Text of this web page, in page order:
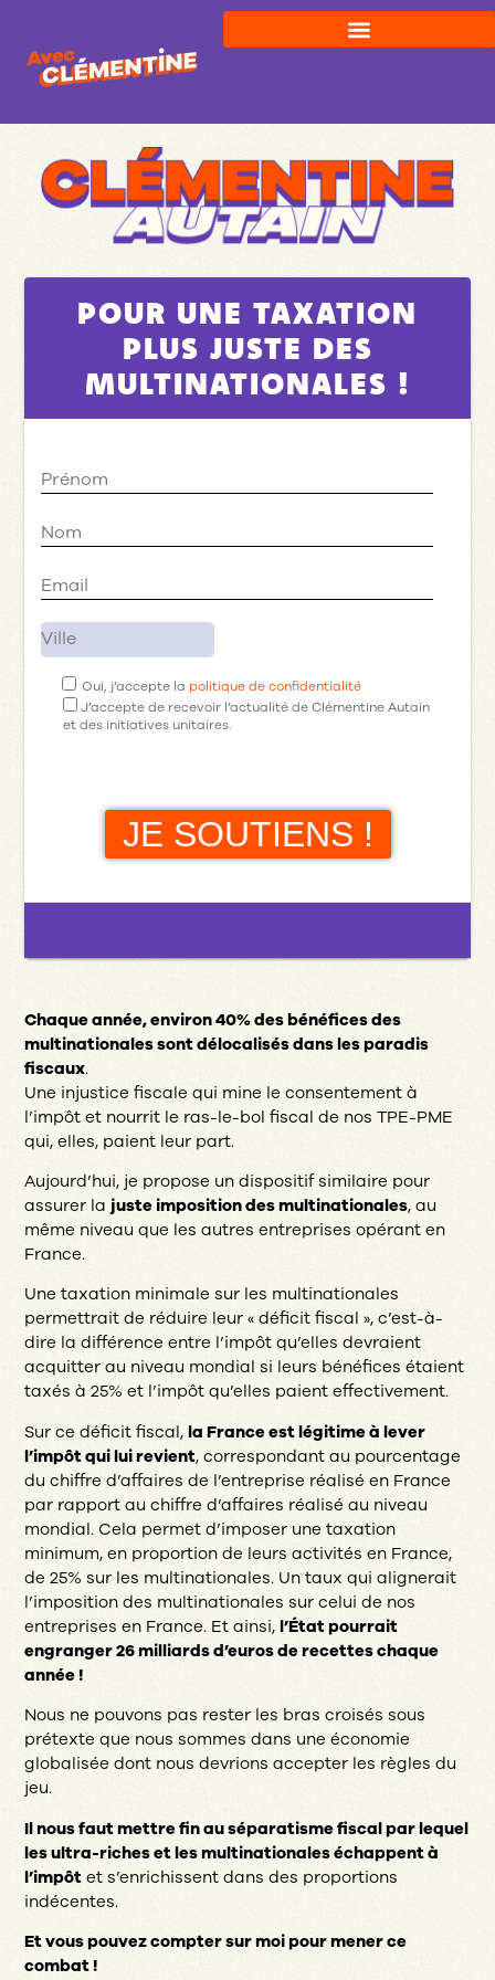
POUR UNE TAXATION
PLUS JUSTE DES
MULTINATIONALES !
Oui, j’accepte la politique de confidentialité
J’accepte de recevoir l’actualité de Clémentine Autain
et des initiatives unitaires.
JE SOUTIENS !
Chaque année, environ 40% des bénéfices des
multinationales sont délocalisés dans les paradis
fiscaux.
Une injustice fiscale qui mine le consentement à
l’impôt et nourrit le ras-le-bol fiscal de nos TPE-PME
qui, elles, paient leur part.
Aujourd’hui, je propose un dispositif similaire pour
assurer la juste imposition des multinationales, au
même niveau que les autres entreprises opérant en
France.
Une taxation minimale sur les multinationales
permettrait de réduire leur « déficit fiscal », c’est-à-
dire la différence entre l’impôt qu’elles devraient
acquitter au niveau mondial si leurs bénéfices étaient
taxés à 25% et l’impôt qu’elles paient effectivement.
Sur ce déficit fiscal,la France est légitime à lever
l’impôt qui lui revient, correspondant au pourcentage
du chiffre d’affaires de l’entreprise réalisé en France
par rapport au chiffre d’affaires réalisé au niveau
mondial. Cela permet d’imposer une taxation
minimum, en proportion de leurs activités en France,
de 25% sur les multinationales. Un taux qui alignerait
l’imposition des multinationales sur celui de nos
entreprises en France. Et ainsi,l’État pourrait
engranger 26 milliards d’euros de recettes chaque
année !
Nous ne pouvons pas rester les bras croisés sous
prétexte que nous sommes dans une économie
globalisée dont nous devrions accepter les règles du
jeu.
Il nous faut mettre fin au séparatisme fiscal par lequel
les ultra-riches et les multinationales échappent à
l’impôt et s’enrichissent dans des proportions
indécentes.
Et vous pouvez compter sur moi pour mener ce
combat !